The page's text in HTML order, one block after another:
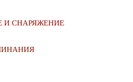
И СНАРЯЖЕНИЕ